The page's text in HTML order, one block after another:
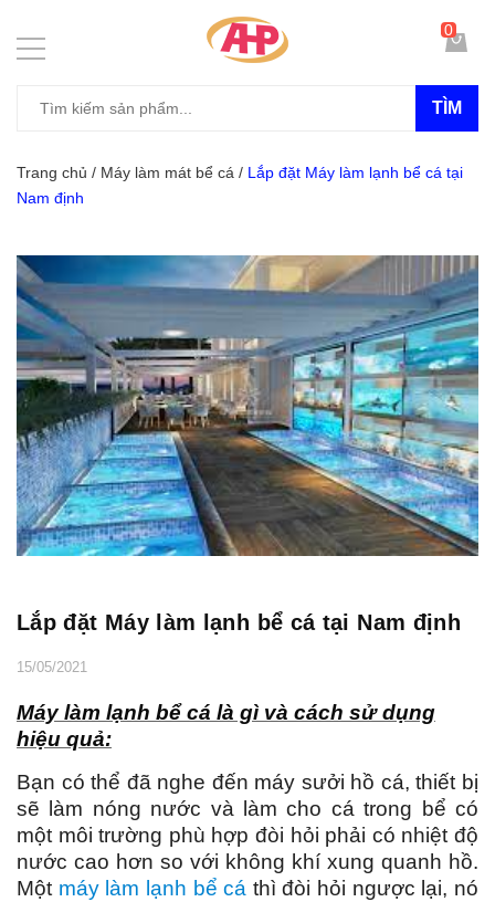
TÌM
0
Trang chủ / Máy làm mát bể cá / Lắp đặt Máy làm lạnh bể cá tại
Nam định
Lắp đặt Máy làm lạnh bể cá tại Nam định
15/05/2021
Máy làm lạnh bể cá là gì và cách sử dụng
hiệu quả:
Bạn có thể đã nghe đến máy sưởi hồ cá, thiết bị
sẽ làm nóng nước và làm cho cá trong bể có
một môi trường phù hợp đòi hỏi phải có nhiệt độ
nước cao hơn so với không khí xung quanh hồ.
Một máy làm lạnh bể cá thì đòi hỏi ngược lại, nó